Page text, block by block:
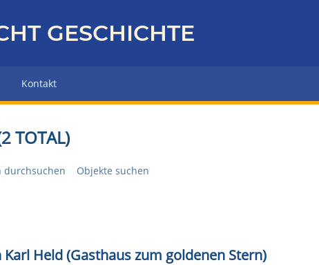
GESCHICHTE
Kontakt
TOTAL)
durchsuchen Objekte suchen
Held (Gasthaus zum goldenen Stern)